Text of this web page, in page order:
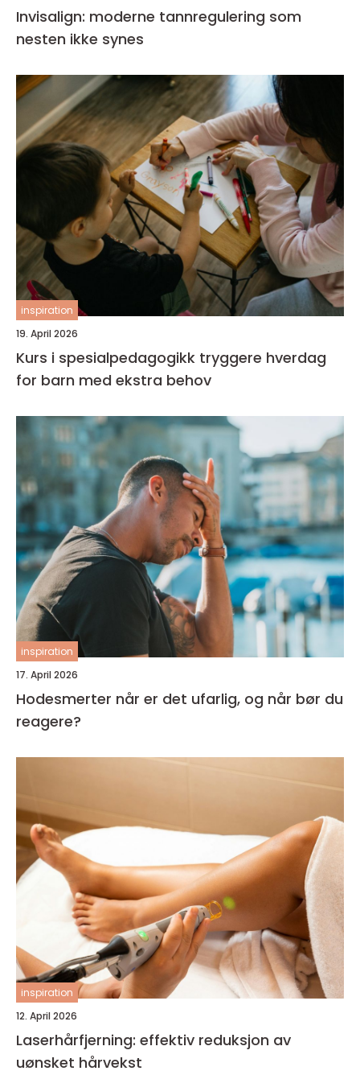
Invisalign: moderne tannregulering som
nesten ikke synes
inspiration
19. April 2026
Kurs i spesialpedagogikk tryggere hverdag
for barn med ekstra behov
inspiration
17. April 2026
Hodesmerter når er det ufarlig, og når bør du
reagere?
inspiration
12. April 2026
Laserhårfjerning: effektiv reduksjon av
uønsket hårvekst